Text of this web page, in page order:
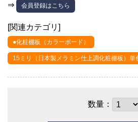
⇒ 会員登録はこちら
[関連カテゴリ]
●化粧棚板（カラーボード）
15ミリ（日本製メラミン仕上調化粧棚板）単
数量：